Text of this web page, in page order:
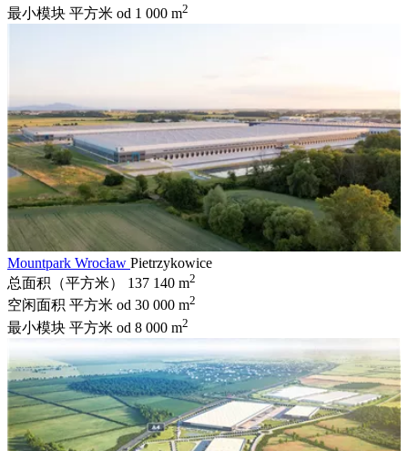
最小模块 平方米 od 1 000 m2
Mountpark Wrocław Pietrzykowice
总面积（平方米）
137 140 m2
空闲面积 平方米 od 30 000 m2
最小模块 平方米 od 8 000 m2